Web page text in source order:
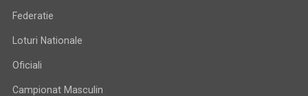
Federatie
Loturi Nationale
Oficiali
Campionat Masculin